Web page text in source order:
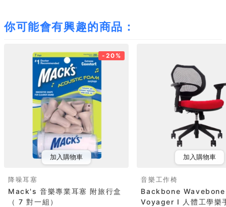
你可能會有興趣的商品：
-20%
加入購物車
降噪耳塞
Mack's 音樂專業耳塞 附旅行盒
（ 7 對一組）
加入購物車
音樂工作椅
Backbone Wavebone
Voyager I 人體工學樂